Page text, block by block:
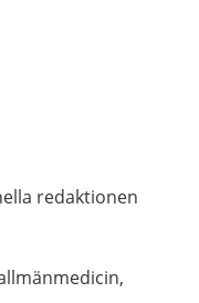
redaktionen